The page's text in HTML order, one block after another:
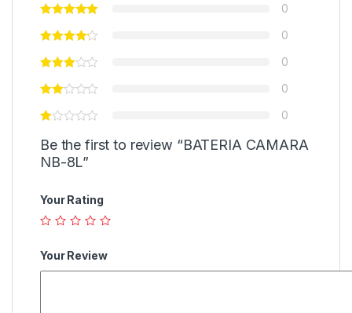
0
0
0
0
0
Be the first to review “BATERIA CAMARA
NB-8L”
Your Rating
Your Review